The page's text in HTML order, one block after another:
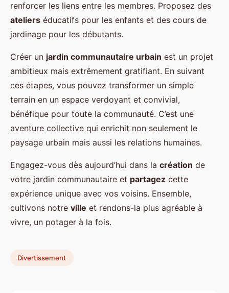
renforcer les liens entre les membres. Proposez des
ateliers éducatifs pour les enfants et des cours de
jardinage pour les débutants.
Créer un jardin communautaire urbain est un projet
ambitieux mais extrêmement gratifiant. En suivant
ces étapes, vous pouvez transformer un simple
terrain en un espace verdoyant et convivial,
bénéfique pour toute la communauté. C’est une
aventure collective qui enrichit non seulement le
paysage urbain mais aussi les relations humaines.
Engagez-vous dès aujourd’hui dans la création de
votre jardin communautaire et partagez cette
expérience unique avec vos voisins. Ensemble,
cultivons notre ville et rendons-la plus agréable à
vivre, un potager à la fois.
Divertissement